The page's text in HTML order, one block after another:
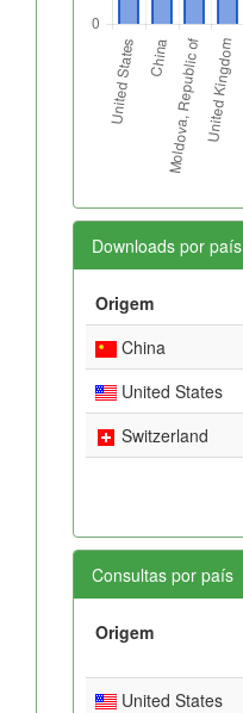
Downloads por país
Origem
China
United States
Switzerland
Consultas por país
Origem
United States